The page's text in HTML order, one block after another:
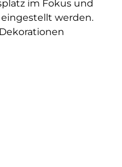
im Fokus und
werden.